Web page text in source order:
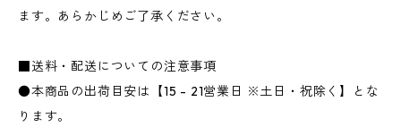
ます。あらかじめご了承ください。
■送料・配送についての注意事項
●本商品の出荷目安は【15 - 21営業日 ※土日・祝除く】とな
ります。